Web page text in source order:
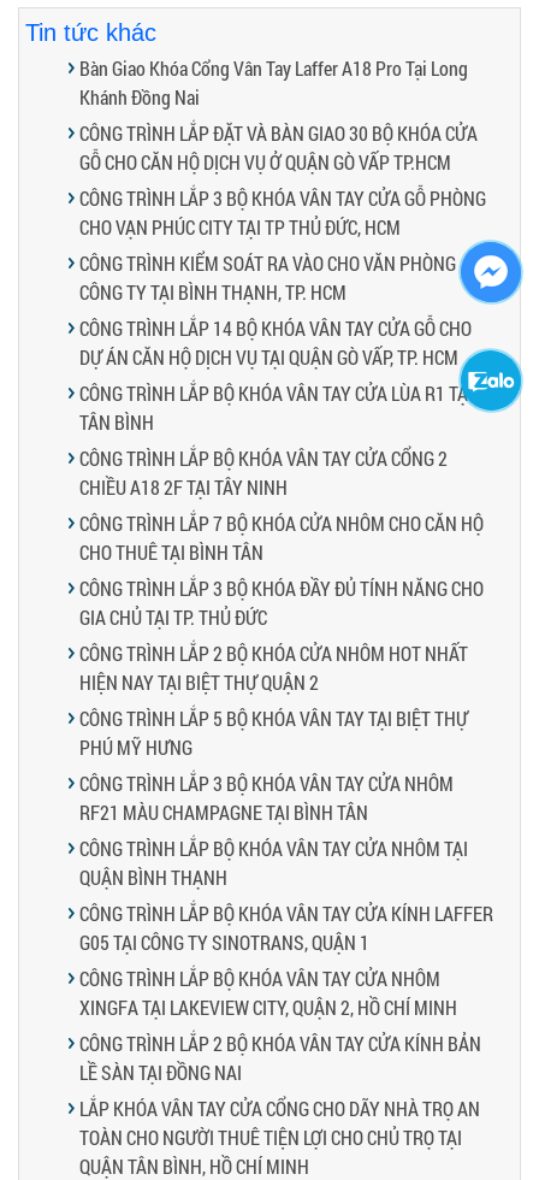
Tin tức khác
Bàn Giao Khóa Cổng Vân Tay Laffer A18 Pro Tại Long
Khánh Đồng Nai
CÔNG TRÌNH LẮP ĐẶT VÀ BÀN GIAO 30 BỘ KHÓA CỬA
GỖ CHO CĂN HỘ DỊCH VỤ Ở QUẬN GÒ VẤP TP.HCM
CÔNG TRÌNH LẮP 3 BỘ KHÓA VÂN TAY CỬA GỖ PHÒNG
CHO VẠN PHÚC CITY TẠI TP THỦ ĐỨC, HCM
CÔNG TRÌNH KIỂM SOÁT RA VÀO CHO VĂN PHÒNG
CÔNG TY TẠI BÌNH THẠNH, TP. HCM
CÔNG TRÌNH LẮP 14 BỘ KHÓA VÂN TAY CỬA GỖ CHO
DỰ ÁN CĂN HỘ DỊCH VỤ TẠI QUẬN GÒ VẤP, TP. HCM
CÔNG TRÌNH LẮP BỘ KHÓA VÂN TAY CỬA LÙA R1 TẠI
TÂN BÌNH
CÔNG TRÌNH LẮP BỘ KHÓA VÂN TAY CỬA CỔNG 2
CHIỀU A18 2F TẠI TÂY NINH
CÔNG TRÌNH LẮP 7 BỘ KHÓA CỬA NHÔM CHO CĂN HỘ
CHO THUÊ TẠI BÌNH TÂN
CÔNG TRÌNH LẮP 3 BỘ KHÓA ĐẦY ĐỦ TÍNH NĂNG CHO
GIA CHỦ TẠI TP. THỦ ĐỨC
CÔNG TRÌNH LẮP 2 BỘ KHÓA CỬA NHÔM HOT NHẤT
HIỆN NAY TẠI BIỆT THỰ QUẬN 2
CÔNG TRÌNH LẮP 5 BỘ KHÓA VÂN TAY TẠI BIỆT THỰ
PHÚ MỸ HƯNG
CÔNG TRÌNH LẮP 3 BỘ KHÓA VÂN TAY CỬA NHÔM
RF21 MÀU CHAMPAGNE TẠI BÌNH TÂN
CÔNG TRÌNH LẮP BỘ KHÓA VÂN TAY CỬA NHÔM TẠI
QUẬN BÌNH THẠNH
CÔNG TRÌNH LẮP BỘ KHÓA VÂN TAY CỬA KÍNH LAFFER
G05 TẠI CÔNG TY SINOTRANS, QUẬN 1
CÔNG TRÌNH LẮP BỘ KHÓA VÂN TAY CỬA NHÔM
XINGFA TẠI LAKEVIEW CITY, QUẬN 2, HỒ CHÍ MINH
CÔNG TRÌNH LẮP 2 BỘ KHÓA VÂN TAY CỬA KÍNH BẢN
LỀ SÀN TẠI ĐỒNG NAI
LẮP KHÓA VÂN TAY CỬA CỔNG CHO DÃY NHÀ TRỌ AN
TOÀN CHO NGƯỜI THUÊ TIỆN LỢI CHO CHỦ TRỌ TẠI
QUẬN TÂN BÌNH, HỒ CHÍ MINH